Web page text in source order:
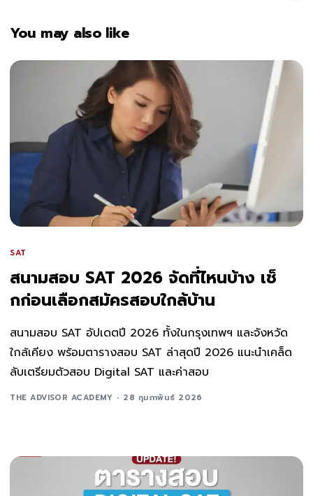
You may also like
SAT
สนามสอบ SAT 2026 จัดที่ไหนบ้าง เช็
กก่อนเลือกสมัครสอบใกล้บ้าน
สนามสอบ SAT อัปเดตปี 2026 ทั้งในกรุงเทพฯ และจังหวัด
ใกล้เคียง พร้อมตารางสอบ SAT ล่าสุดปี 2026 แนะนำเคล็ด
ลับเตรียมตัวสอบ Digital SAT และค่าสอบ
THE ADVISOR ACADEMY 28 กุมภาพันธ์ 2026